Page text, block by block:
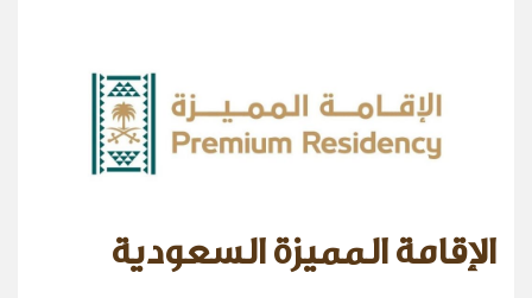
الإقامة المميزة السعودية